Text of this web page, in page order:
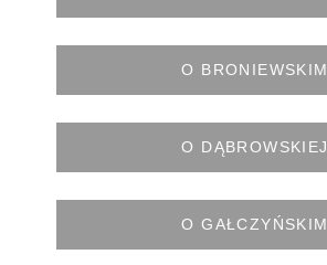
O BRONIEWSKIM
O DĄBROWSKIEJ
O GAŁCZYŃSKIM